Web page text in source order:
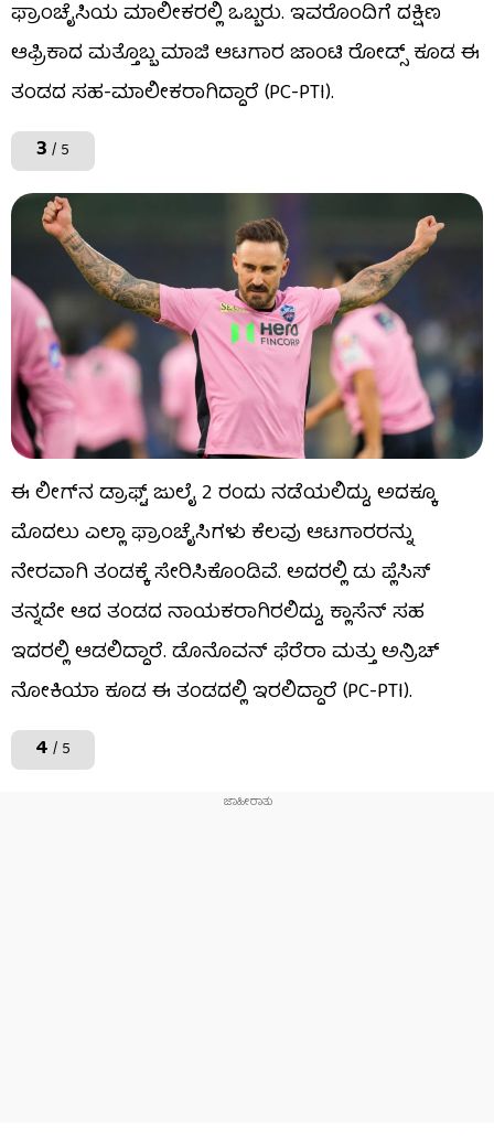
ಫ್ರಾಂಚೈಸಿಯ ಮಾಲೀಕರಲ್ಲಿ ಒಬ್ಬರು. ಇವರೊಂದಿಗೆ ದಕ್ಷಿಣ
ಆಫ್ರಿಕಾದ ಮತ್ತೊಬ್ಬ ಮಾಜಿ ಆಟಗಾರ ಜಾಂಟಿ ರೋಡ್ಸ್ ಕೂಡ ಈ
ತಂಡದ ಸಹ-ಮಾಲೀಕರಾಗಿದ್ದಾರೆ (PC-PTI).
3 / 5
ಈ ಲೀಗ್​ನ ಡ್ರಾಫ್ಟ್ ಜುಲೈ 2 ರಂದು ನಡೆಯಲಿದ್ದು, ಅದಕ್ಕೂ
ಮೊದಲು ಎಲ್ಲಾ ಫ್ರಾಂಚೈಸಿಗಳು ಕೆಲವು ಆಟಗಾರರನ್ನು
ನೇರವಾಗಿ ತಂಡಕ್ಕೆ ಸೇರಿಸಿಕೊಂಡಿವೆ. ಅದರಲ್ಲಿ ಡು ಪ್ಲೆಸಿಸ್
ತನ್ನದೇ ಆದ ತಂಡದ ನಾಯಕರಾಗಿರಲಿದ್ದು, ಕ್ಲಾಸೆನ್ ಸಹ
ಇದರಲ್ಲಿ ಆಡಲಿದ್ದಾರೆ. ಡೊನೊವನ್ ಫೆರೆರಾ ಮತ್ತು ಅನ್ರಿಚ್
ನೋಕಿಯಾ ಕೂಡ ಈ ತಂಡದಲ್ಲಿ ಇರಲಿದ್ದಾರೆ (PC-PTI).
4 / 5